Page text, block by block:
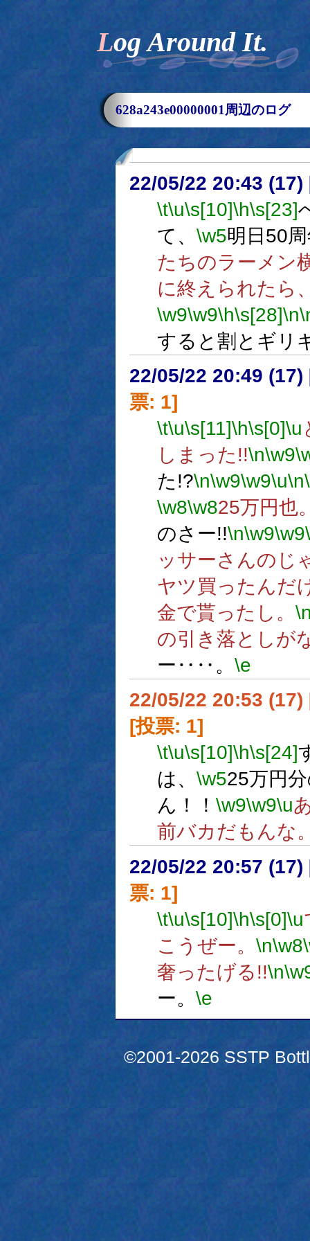
Log Around It.
628a243e00000001周辺のログ
22/05/22 20:43 (17)
\t\u\s[10]\h\s[23]
て、 \w5明日50
たちのラーメン
に終えられたら
\w9\w9\h\s[28]\n
すると割とギリ
22/05/22 20:49 (17)
票: 1]
\t\u\s[11]\h\s[0]\u
しまった!!\n\w9
た!?\n\w9\w9\u\n
\w8\w825万円也
のさー!!\n\w9\w9
ッサーさんのじ
ヤツ買ったんだ
金で貰ったし。
の引き落としが
ー‥‥。 \e
22/05/22 20:53 (17)
[投票: 1]
\t\u\s[10]\h\s[24]
は、 \w525万円
ん！！ \w9\w9\u
前バカだもんな
22/05/22 20:57 (17)
票: 1]
\t\u\s[10]\h\s[0]\u
こうぜー。 \n\w8
奢ったげる!!\n
ー。 \e
©2001-2026 SSTP